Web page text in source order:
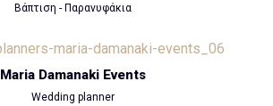
Βάπτιση - Παρανυφάκια
Maria Damanaki Events
Wedding planner